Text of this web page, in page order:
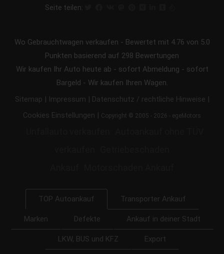
Seite teilen:
Wo Gebrauchtwagen verkaufen - Bewertet mit 4.76 von 5.0
Punkten basierend auf 298 Bewertungen
Wir kaufen Ihr Auto heute ab - sofort Abmeldung - sofort
Bargeld - Wir kaufen Ihren Wagen.
Sitemap | Impressum | Datenschutz / rechtliche Hinweise |
Cookies Einstellungen | Copyright © 2005 - 2026 - egeMotors
TOP Autoankauf Transporter Ankauf
Marken Defekte Ankauf in deiner Stadt
LKW, BUS und KFZ Export